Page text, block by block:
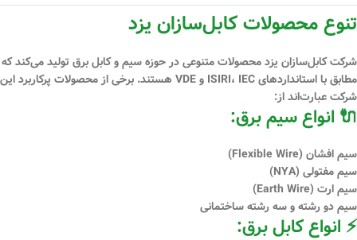
تنوع محصولات کابل‌سازان یزد
شرکت کابل‌سازان یزد محصولات متنوعی در حوزه سیم و کابل برق تولید می‌کند که
مطابق با استانداردهایISIRI، IEC و VDE
هستند. برخی از محصولات پرکاربرد این
شرکت عبارت‌اند از:
🔌 انواع سیم برق:
سیم افشان (Flexible Wire)
سیم مفتولی (NYA)
سیم ارت (Earth Wire)
سیم دو رشته و سه رشته ساختمانی
⚡ انواع کابل برق: